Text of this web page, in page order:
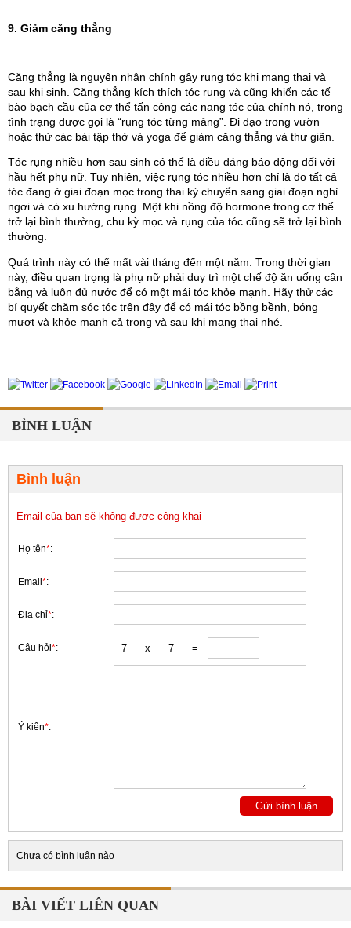
9. Giảm căng thẳng
Căng thẳng là nguyên nhân chính gây rụng tóc khi mang thai và
sau khi sinh. Căng thẳng kích thích tóc rụng và cũng khiến các tế
bào bạch cầu của cơ thể tấn công các nang tóc của chính nó, trong
tình trạng được gọi là “rụng tóc từng mảng”. Đi dạo trong vườn
hoặc thử các bài tập thở và yoga để giảm căng thẳng và thư giãn.
Tóc rụng nhiều hơn sau sinh có thể là điều đáng báo động đối với
hầu hết phụ nữ. Tuy nhiên, việc rụng tóc nhiều hơn chỉ là do tất cả
tóc đang ở giai đoạn mọc trong thai kỳ chuyển sang giai đoạn nghỉ
ngơi và có xu hướng rụng. Một khi nồng độ hormone trong cơ thể
trở lại bình thường, chu kỳ mọc và rụng của tóc cũng sẽ trở lại bình
thường.
Quá trình này có thể mất vài tháng đến một năm. Trong thời gian
này, điều quan trọng là phụ nữ phải duy trì một chế độ ăn uống cân
bằng và luôn đủ nước để có một mái tóc khỏe mạnh. Hãy thử các
bí quyết chăm sóc tóc trên đây để có mái tóc bồng bềnh, bóng
mượt và khỏe mạnh cả trong và sau khi mang thai nhé.
BÌNH LUẬN
Bình luận
Email của bạn sẽ không được công khai
Họ tên*:
Email *:
Địa chỉ*:
Câu hỏi*:
Ý kiến*:
Chưa có bình luận nào
BÀI VIẾT LIÊN QUAN